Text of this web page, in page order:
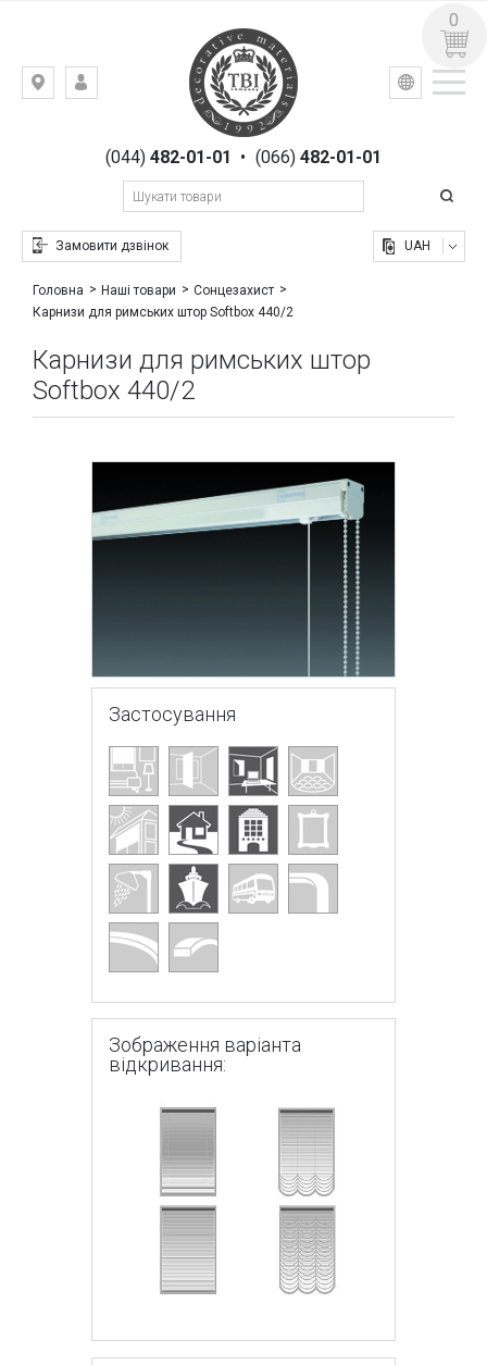
Київ,
Гоголівська,(044)482-01-01 • (066) 482-01-01
Замовити дзвінок
УКР РУС
UAH
0
Головна Наші товари
Сонцезахист
Карнизи для римських штор Softbox 440/2
Карнизи для римських штор
Softbox 440/2
Застосування
Зображення варіанта
відкривання: